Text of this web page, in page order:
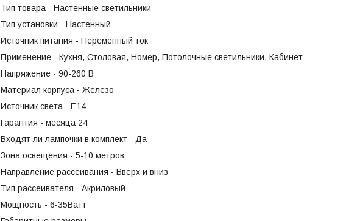
Тип товара - Настенные светильники
Тип установки - Настенный
Источник питания - Переменный ток
Применение - Кухня, Столовая, Номер, Потолочные светильники, Кабинет
Напряжение - 90-260 В
Материал корпуса - Железо
Источник света - Е14
Гарантия - месяца 24
Входят ли лампочки в комплект - Да
Зона освещения - 5-10 метров
Направление рассеивания - Вверх и вниз
Тип рассеивателя - Акриловый
Мощность - 6-35Ватт